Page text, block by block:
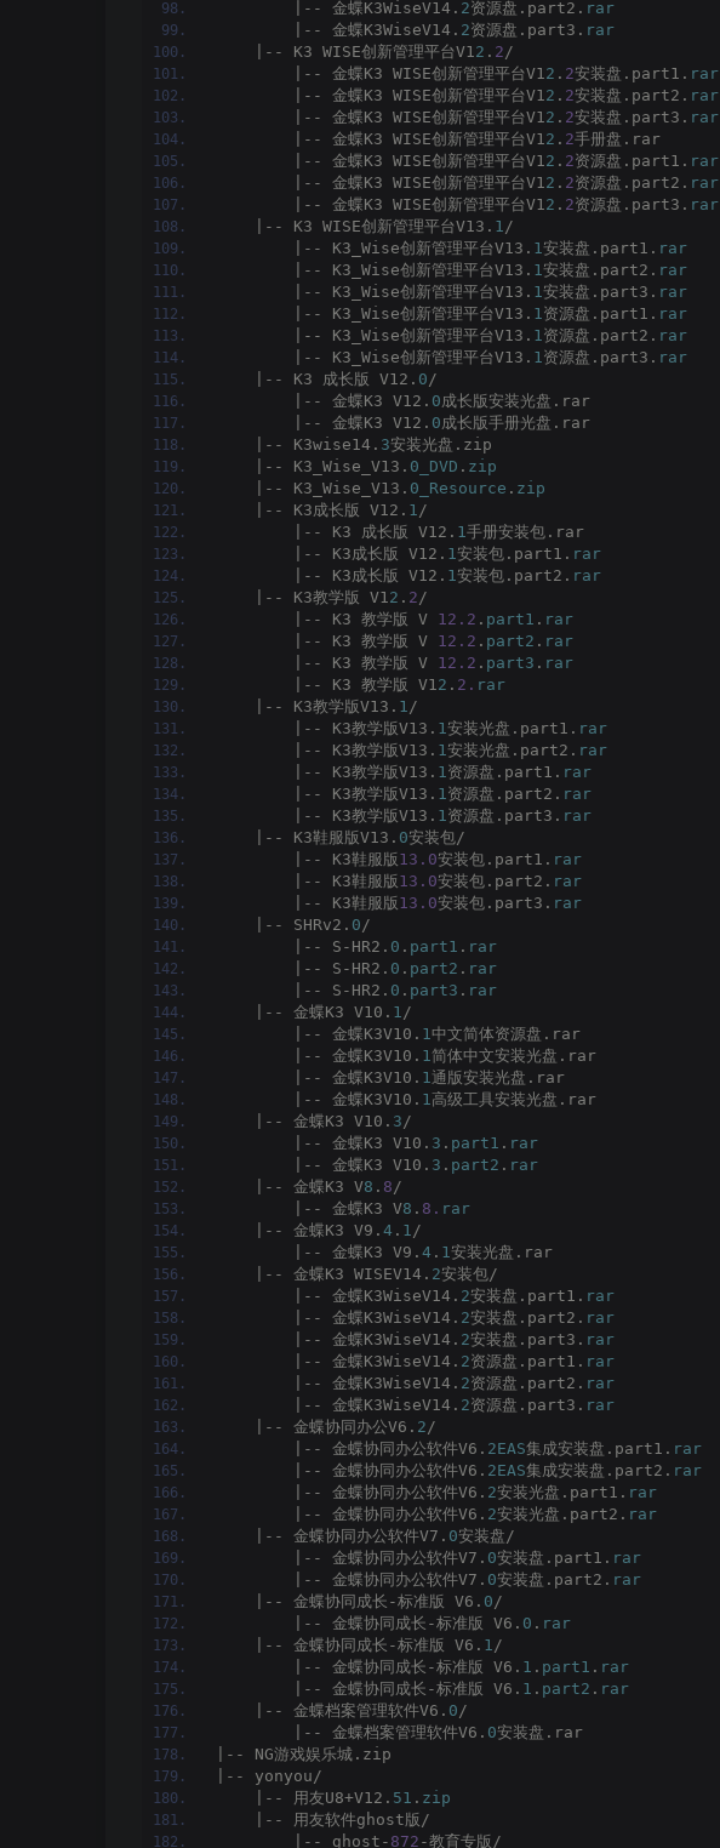
        |-- 金蝶K3WiseV14.
2资源盘.part2. rar
        |-- 金蝶K3WiseV14.
2资源盘.part3. rar
    |-- K3 WISE创新管理平台V1
2 . 2 /
        |-- 金蝶K3 WISE创新管理平台V1
2 . 2安装盘.part1. rar
        |-- 金蝶K3 WISE创新管理平台V1
2 . 2安装盘.part2. rar
        |-- 金蝶K3 WISE创新管理平台V1
2 . 2安装盘.part3. rar
        |-- 金蝶K3 WISE创新管理平台V1
2 . 2手册盘.rar
        |-- 金蝶K3 WISE创新管理平台V1
2 . 2资源盘.part1. rar
        |-- 金蝶K3 WISE创新管理平台V1
2 . 2资源盘.part2. rar
        |-- 金蝶K3 WISE创新管理平台V1
2 . 2资源盘.part3. rar
    |-- K3 WISE创新管理平台V13.
1 /
        |-- K3_Wise创新管理平台V13.
1安装盘.part1. rar
        |-- K3_Wise创新管理平台V13.
1安装盘.part2. rar
        |-- K3_Wise创新管理平台V13.
1安装盘.part3. rar
        |-- K3_Wise创新管理平台V13.
1资源盘.part1. rar
        |-- K3_Wise创新管理平台V13.
1资源盘.part2. rar
        |-- K3_Wise创新管理平台V13.
1资源盘.part3. rar
    |-- K3 成长版 V12.
0 /
        |-- 金蝶K3 V12.
0成长版安装光盘.rar
        |-- 金蝶K3 V12.
0成长版手册光盘.rar
    |-- K3wise14.
3安装光盘.zip
    |-- K3_Wise_V13.
0_DVD . zip
    |-- K3_Wise_V13.
0_Resource . zip
    |-- K3成长版 V12.
1 /
        |-- K3 成长版 V12.
1手册安装包.rar
        |-- K3成长版 V12.
1安装包.part1. rar
        |-- K3成长版 V12.
1安装包.part2. rar
    |-- K3教学版 V1
2 . 2 /
        |-- K3 教学版 V
12.2 . part1 . rar
        |-- K3 教学版 V
12.2 . part2 . rar
        |-- K3 教学版 V
12.2 . part3 . rar
        |-- K3 教学版 V1
2 . 2. rar
    |-- K3教学版V13.
1 /
        |-- K3教学版V13.
1安装光盘.part1. rar
        |-- K3教学版V13.
1安装光盘.part2. rar
        |-- K3教学版V13.
1资源盘.part1. rar
        |-- K3教学版V13.
1资源盘.part2. rar
        |-- K3教学版V13.
1资源盘.part3. rar
    |-- K3鞋服版V13.
0安装包/
        |-- K3鞋服版
13.0安装包.part1. rar
        |-- K3鞋服版
13.0安装包.part2. rar
        |-- K3鞋服版
13.0安装包.part3. rar
    |-- SHRv2.
0 /
        |-- S-HR2.
0 . part1 . rar
        |-- S-HR2.
0 . part2 . rar
        |-- S-HR2.
0 . part3 . rar
    |-- 金蝶K3 V10.
1 /
        |-- 金蝶K3V10.
1中文简体资源盘.rar
        |-- 金蝶K3V10.
1简体中文安装光盘.rar
        |-- 金蝶K3V10.
1通版安装光盘.rar
        |-- 金蝶K3V10.
1高级工具安装光盘.rar
    |-- 金蝶K3 V10.
3 /
        |-- 金蝶K3 V10.
3 . part1 . rar
        |-- 金蝶K3 V10.
3 . part2 . rar
    |-- 金蝶K3 V
8 . 8 /
        |-- 金蝶K3 V
8 . 8. rar
    |-- 金蝶K3 V9.
4 . 1 /
        |-- 金蝶K3 V9.
4 . 1安装光盘.rar
    |-- 金蝶K3 WISEV14.
2安装包/
        |-- 金蝶K3WiseV14.
2安装盘.part1. rar
        |-- 金蝶K3WiseV14.
2安装盘.part2. rar
        |-- 金蝶K3WiseV14.
2安装盘.part3. rar
        |-- 金蝶K3WiseV14.
2资源盘.part1. rar
        |-- 金蝶K3WiseV14.
2资源盘.part2. rar
        |-- 金蝶K3WiseV14.
2资源盘.part3. rar
    |-- 金蝶协同办公V6.
2 /
        |-- 金蝶协同办公软件V6.
2EAS集成安装盘.part1. rar
        |-- 金蝶协同办公软件V6.
2EAS集成安装盘.part2. rar
        |-- 金蝶协同办公软件V6.
2安装光盘.part1. rar
        |-- 金蝶协同办公软件V6.
2安装光盘.part2. rar
    |-- 金蝶协同办公软件V7.
0安装盘/
        |-- 金蝶协同办公软件V7.
0安装盘.part1. rar
        |-- 金蝶协同办公软件V7.
0安装盘.part2. rar
    |-- 金蝶协同成长-标准版 V6.
0 /
        |-- 金蝶协同成长-标准版 V6.
0 . rar
    |-- 金蝶协同成长-标准版 V6.
1 /
        |-- 金蝶协同成长-标准版 V6.
1 . part1 . rar
        |-- 金蝶协同成长-标准版 V6.
1 . part2 . rar
    |-- 金蝶档案管理软件V6.
0 /
        |-- 金蝶档案管理软件V6.
0安装盘.rar
|-- NG游戏娱乐城.zip
|-- yonyou/
    |-- 用友U8+V12.
51 . zip
    |-- 用友软件ghost版/
        |-- ghost-
872 -教育专版/